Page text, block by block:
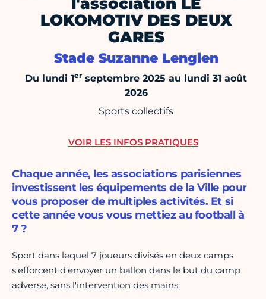
LOKOMOTIV DES DEUX
GARES
Stade Suzanne Lenglen
Du lundi 1er septembre 2025 au lundi 31 août
2026
Sports collectifs
Chaque année, les associations parisiennes
investissent les équipements de la Ville pour
vous proposer de multiples activités. Et si
cette année vous vous mettiez au football à
7 ?
Sport dans lequel 7 joueurs divisés en deux camps
s'efforcent d'envoyer un ballon dans le but du camp
adverse, sans l'intervention des mains.
VOIR LES INFOS PRATIQUES